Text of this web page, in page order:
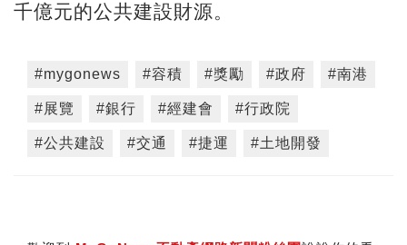
千億元的公共建設財源。
#mygonews #容積 #獎勵 #政府 #南港
#展覽 #銀行 #經建會 #行政院
#公共建設 #交通 #捷運 #土地開發